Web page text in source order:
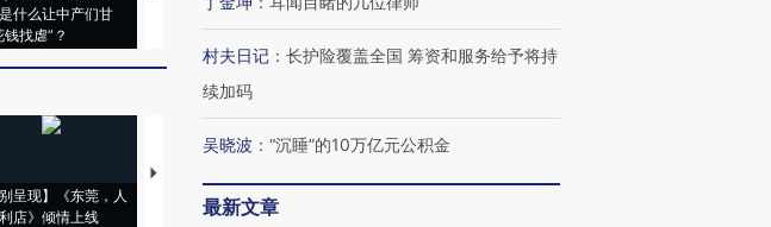
什么让中产们甘
钱找虐”？
粒摇头丸 尿检体内含3种
度Z世代 用街头抗争将教
育部长拱下台
飞地休达
别呈现】《东莞，人
店》倾情上线
【推广】走进第四届链博
会，让数智科技“链”接产
村夫日记 ： 长护险覆盖全国 筹资和服务给予将持
续加码
吴晓波 ： “沉睡”的10万亿元公积金
最新文章